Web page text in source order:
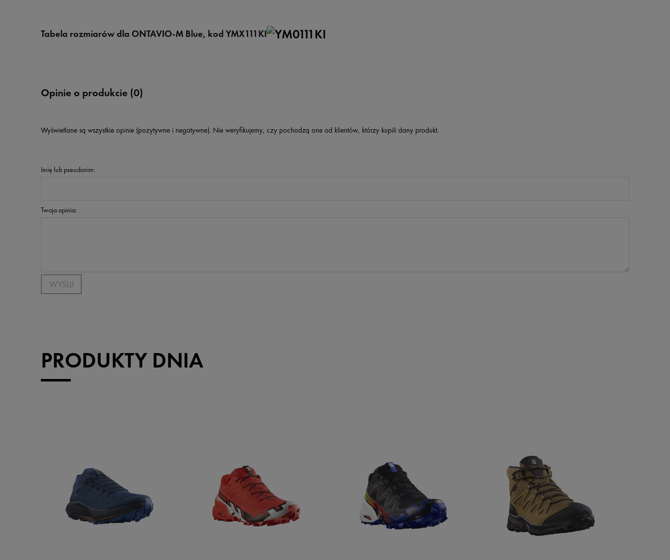
Tabela rozmiarówdla ONTAVIO-M Blue, kod YMX111KI
Opinie o produkcie (0)
Wyświetlane są wszystkie opinie (pozytywne i negatywne). Nie weryfikujemy, czy pochodzą one od klientów, którzy kupili dany produkt.
Imię lub pseudonim:
Twoja opinia:
WYŚLIJ
PRODUKTY DNIA